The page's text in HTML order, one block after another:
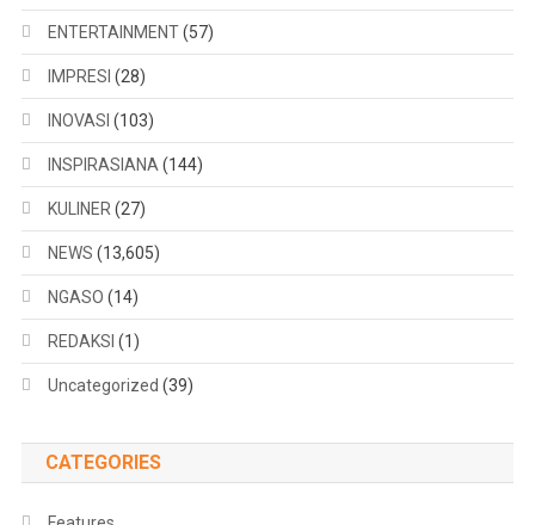
ENTERTAINMENT(57)
IMPRESI (28)
INOVASI (103)
INSPIRASIANA (144)
KULINER (27)
NEWS (13,605)
NGASO (14)
REDAKSI (1)
Uncategorized (39)
CATEGORIES